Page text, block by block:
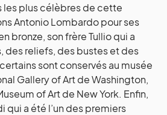
les plus célèbres de cette
Antonio Lombardo pour ses
bronze, son frère Tullio qui a
des reliefs, des bustes et des
sont conservés au musée
Gallery of Art de Washington,
of Art de New York. Enfin,
qui a été l’un des premiers